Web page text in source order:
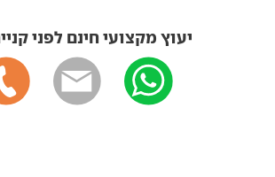
יעוץ מקצועי חינם לפני